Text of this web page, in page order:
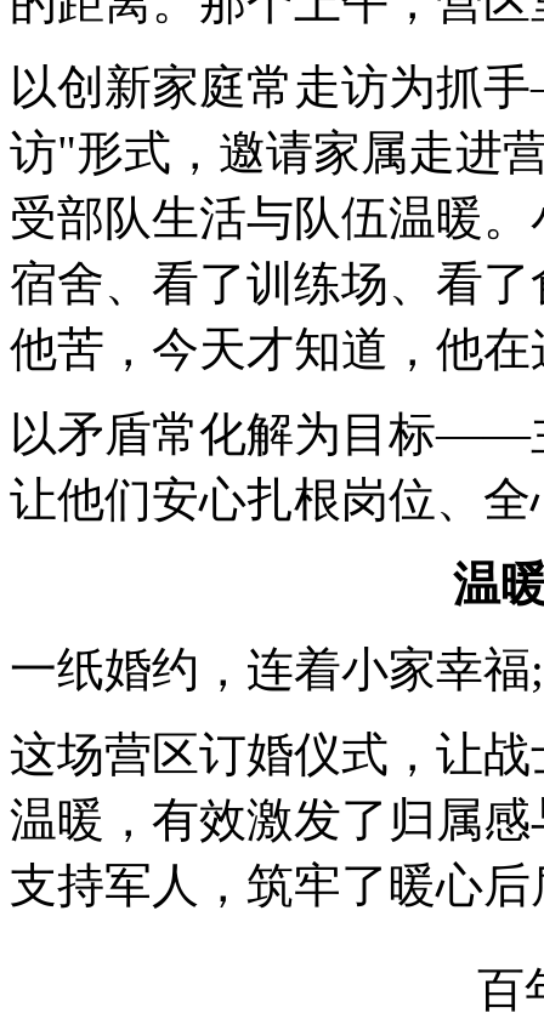
以创新家庭常走访为抓
访"形式，邀请家属走进
受部队生活与队伍温暖
宿舍、看了训练场、看
他苦，今天才知道，他
以矛盾常化解为目标——
让他们安心扎根岗位、
温
一纸婚约，连着小家幸
这场营区订婚仪式，让
温暖，有效激发了归属
支持军人，筑牢了暖心后
百